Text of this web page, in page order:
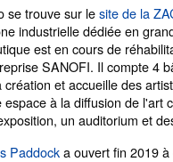
se trouve sur lesite de la
industrielle dédiée en
est en cours de
SANOFI. Il compte 4
et accueille des
à la diffusion de l'art
un auditorium et
Paddocka ouvert fin 2019